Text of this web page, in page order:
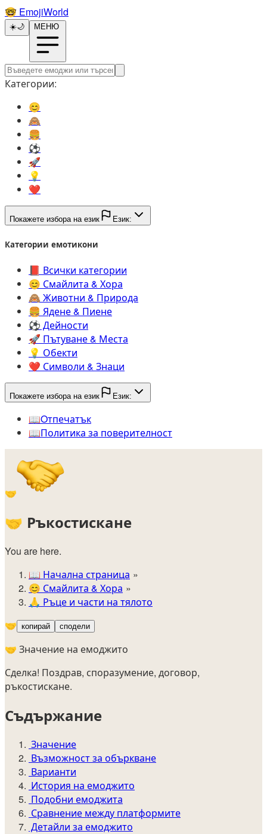
🤓️ EmojiWorld
☀️🌙 МЕНЮ
Категории:
😊️
🙈️
🍔️
⚽️
🚀️
💡️
❤️
Покажете избора на език Език:
Категории емотикони
📕️ Всички категории
😊️ Смайлита & Хора
🙈️ Животни & Природа
🍔️ Ядене & Пиене
⚽️ Дейности
🚀️ Пътуване & Места
💡️ Обекти
❤️ Символи & Знаци
Покажете избора на език Език:
📖️Oтпечатък
📖️Политика за поверителност
🤝
🤝 Ръкостискане
You are here.
📖 Начална страница
😊️ Смайлита & Хора
🙏 Ръце и части на тялото
🤝 копирай сподели
🤝 Значение на емоджито
Сделка! Поздрав, споразумение, договор,
ръкостискане.
Съдържание
Значение
Възможност за объркване
Варианти
История на емоджито
Подобни емоджита
Сравнение между платформите
Детайли за емоджито